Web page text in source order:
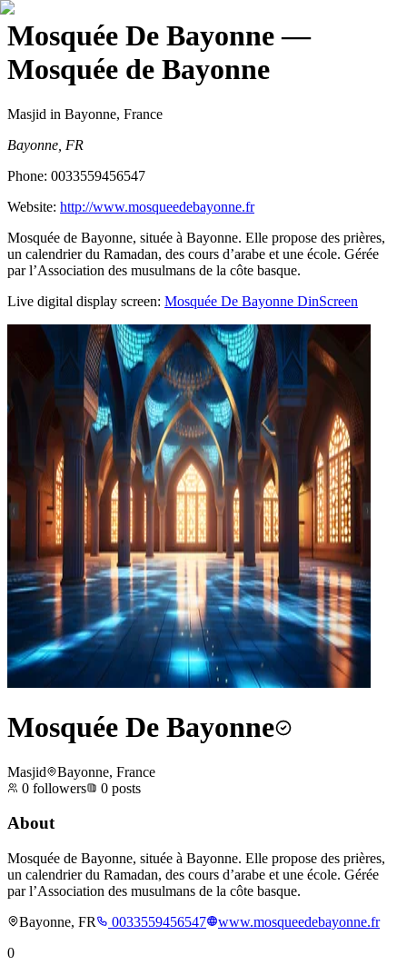
Mosquée De Bayonne—
Mosquée de Bayonne
Masjid in Bayonne, France
Bayonne, FR
Phone: 0033559456547
Website: http://www.mosqueedebayonne.fr
Mosquée de Bayonne, située à Bayonne. Elle propose des prières,
un calendrier du Ramadan, des cours d’arabe et une école. Gérée
par l’Association des musulmans de la côte basque.
Live digital display screen: Mosquée De Bayonne DinScreen
Mosquée De Bayonne
Masjid
Bayonne, France
0 followers 0 posts
About
Mosquée de Bayonne, située à Bayonne. Elle propose des prières,
un calendrier du Ramadan, des cours d’arabe et une école. Gérée
par l’Association des musulmans de la côte basque.
Bayonne, FR
0033559456547
www.mosqueedebayonne.fr
0